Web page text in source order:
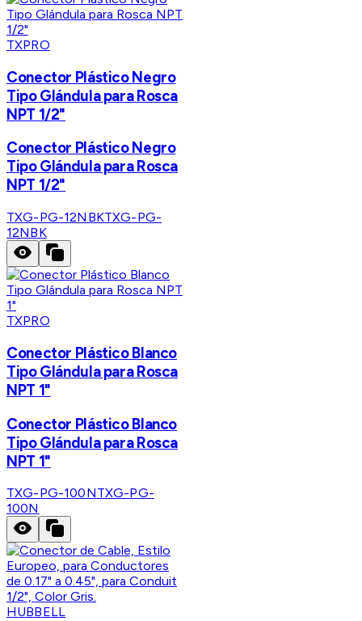
TXPRO
Conector Plástico Negro
Tipo Glándula para Rosca
NPT 1/2"
Conector Plástico Negro
Tipo Glándula para Rosca
NPT 1/2"
TXG-PG-12NBKTXG-PG-
12NBK
TXPRO
Conector Plástico Blanco
Tipo Glándula para Rosca
NPT 1"
Conector Plástico Blanco
Tipo Glándula para Rosca
NPT 1"
TXG-PG-100NTXG-PG-
100N
HUBBELL